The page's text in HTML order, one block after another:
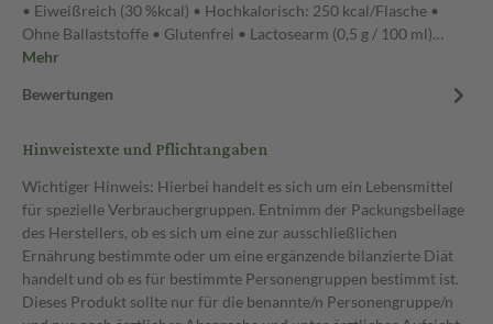
• Eiweißreich (30 %kcal) • Hochkalorisch: 250 kcal/Flasche •
Ohne Ballaststoffe • Glutenfrei • Lactosearm (0,5 g / 100 ml)…
Mehr
Bewertungen
Hinweistexte und Pflichtangaben
Wichtiger Hinweis: Hierbei handelt es sich um ein Lebensmittel
für spezielle Verbrauchergruppen. Entnimm der Packungsbeilage
des Herstellers, ob es sich um eine zur ausschließlichen
Ernährung bestimmte oder um eine ergänzende bilanzierte Diät
handelt und ob es für bestimmte Personengruppen bestimmt ist.
Dieses Produkt sollte nur für die benannte/n Personengruppe/n